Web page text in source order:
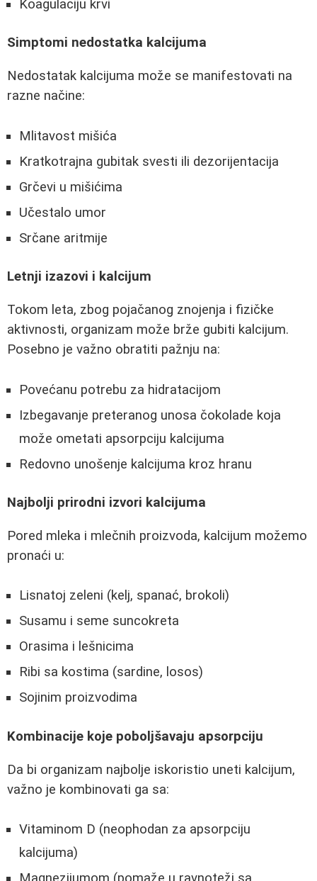
Koagulaciju krvi
Simptomi nedostatka kalcijuma
Nedostatak kalcijuma može se manifestovati na
razne načine:
Mlitavost mišića
Kratkotrajna gubitak svesti ili dezorijentacija
Grčevi u mišićima
Učestalo umor
Srčane aritmije
Letnji izazovi i kalcijum
Tokom leta, zbog pojačanog znojenja i fizičke
aktivnosti, organizam može brže gubiti kalcijum.
Posebno je važno obratiti pažnju na:
Povećanu potrebu za hidratacijom
Izbegavanje preteranog unosa čokolade koja
može ometati apsorpciju kalcijuma
Redovno unošenje kalcijuma kroz hranu
Najbolji prirodni izvori kalcijuma
Pored mleka i mlečnih proizvoda, kalcijum možemo
pronaći u:
Lisnatoj zeleni (kelj, spanać, brokoli)
Susamu i seme suncokreta
Orasima i lešnicima
Ribi sa kostima (sardine, losos)
Sojinim proizvodima
Kombinacije koje poboljšavaju apsorpciju
Da bi organizam najbolje iskoristio uneti kalcijum,
važno je kombinovati ga sa:
Vitaminom D (neophodan za apsorpciju
kalcijuma)